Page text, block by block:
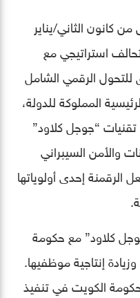
كانون الثاني/يناير
استراتيجي مع
الرقمي الشامل
المملوكة للدولة،
“جوجل كلاود”
والأمن السيبراني
الرقمنة إحدى أولوياتها
كلاود” مع حكومة
إنتاجية موظفيها.
الكويت في تنفيذ